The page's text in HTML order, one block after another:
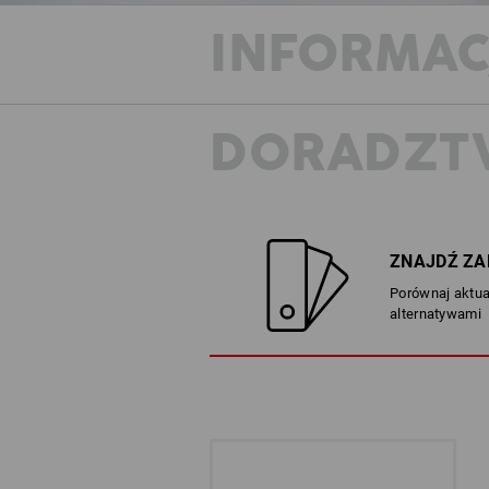
ZNAJDŹ
Porównaj
alternatywami